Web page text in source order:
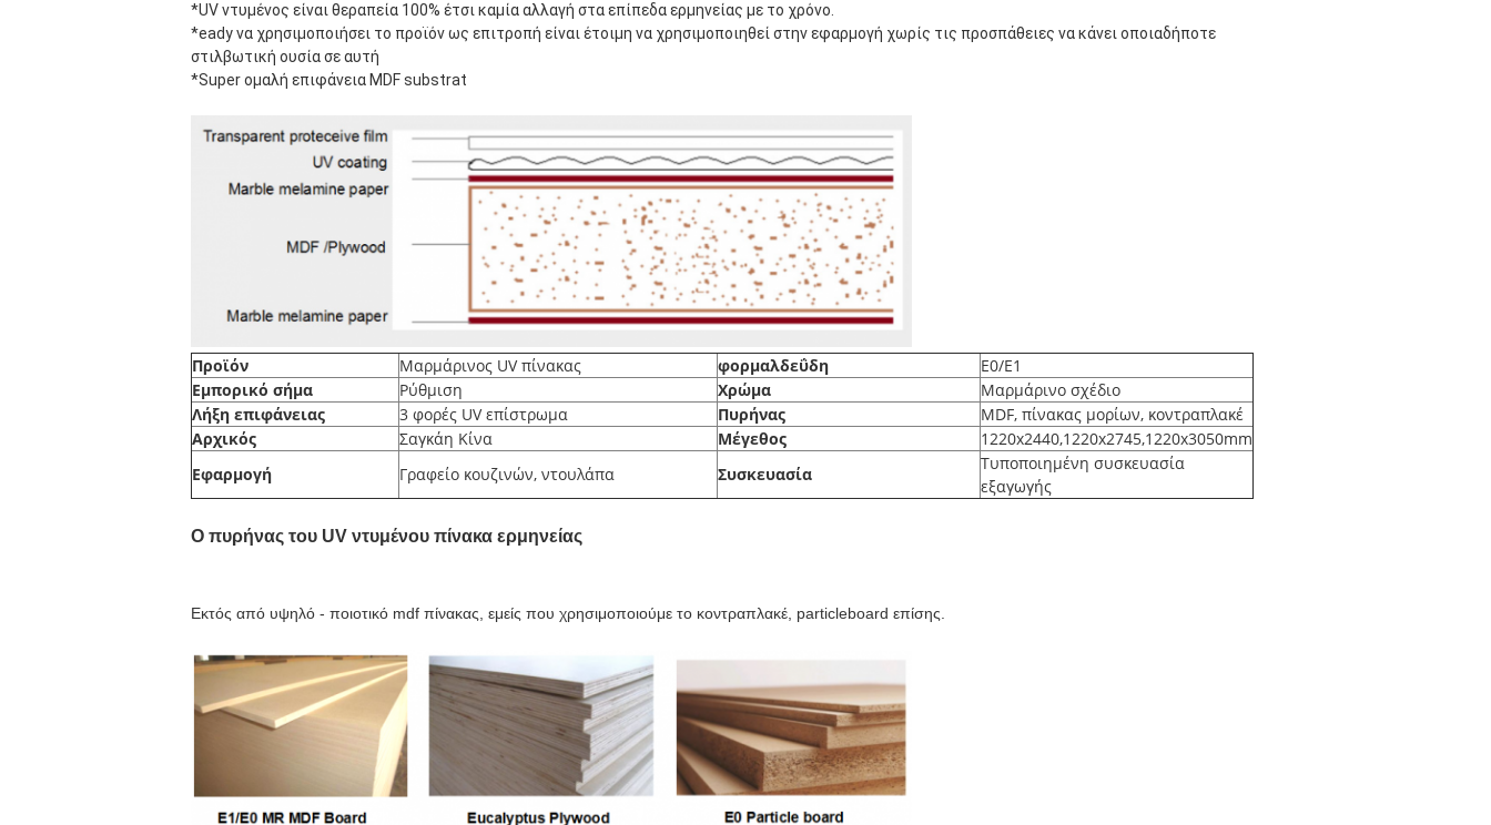
*UV ντυμένος είναι θεραπεία 100% έτσι καμία αλλαγή στα επίπεδα ερμηνείας με το χρόνο.
*eady να χρησιμοποιήσει το προϊόν ως επιτροπή είναι έτοιμη να χρησιμοποιηθεί στην εφαρμογή χωρίς τις προσπάθειες να κάνει οποιαδήποτε
στιλβωτική ουσία σε αυτή
*Super ομαλή επιφάνεια MDF substrat
Προϊόν Μαρμάρινος UV πίνακας φορμαλδεΰδη
E0/E1
Εμπορικό σήμα
Ρύθμιση Χρώμα
Μαρμάρινο σχέδιο
Λήξη επιφάνειας
3 φορές UV επίστρωμα Πυρήνας
MDF, πίνακας μορίων, κοντραπλακέ
Αρχικός
Σαγκάη Κίνα Μέγεθος
1220x2440,1220x2745,1220x3050mm
Εφαρμογή
Γραφείο κουζινών, ντουλάπα Συσκευασία
Τυποποιημένη συσκευασία
εξαγωγής
Ο πυρήνας του UV ντυμένου πίνακα ερμηνείας
Εκτός από υψηλό - ποιοτικό mdf πίνακας, εμείς που χρησιμοποιούμε το κοντραπλακέ, particleboard επίσης.